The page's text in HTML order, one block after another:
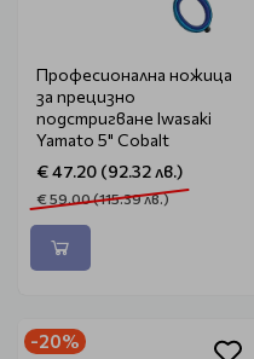
Професионална ножица
за прецизно
подстригване Iwasaki
Yamato 5" Cobalt
€ 47.20 (92.32 лв.)
€ 59.00 (115.39 лв.)
-20%